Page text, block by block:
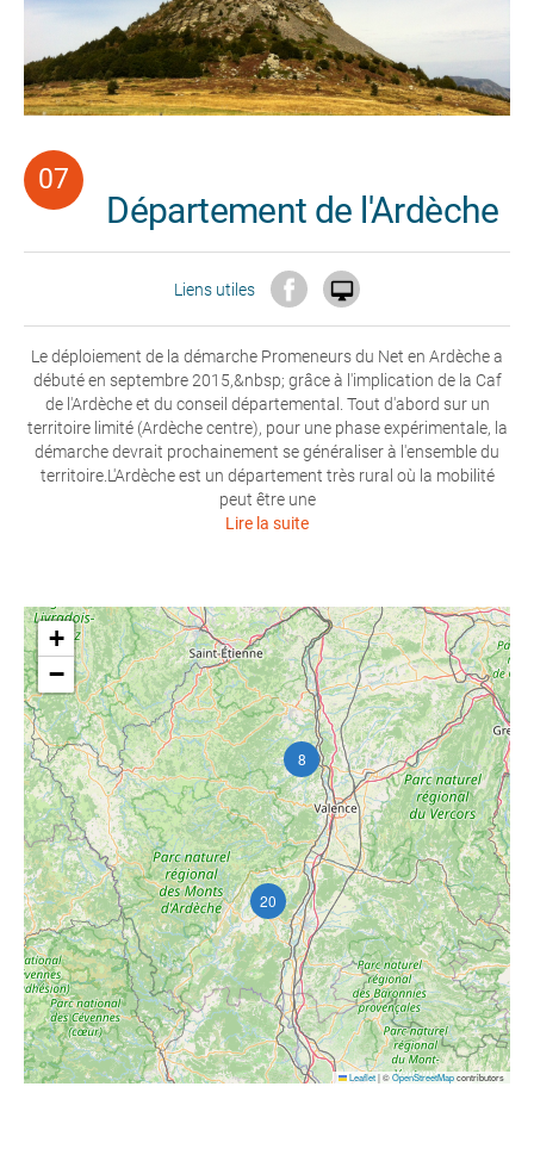
Département de l'Ardèche
Liens utiles 
Le déploiement de la démarche Promeneurs du Net en Ardèche a
débuté en septembre 2015,&nbsp; grâce à l'implication de la Caf
de l'Ardèche et du conseil départemental. Tout d'abord sur un
territoire limité (Ardèche centre), pour une phase expérimentale, la
démarche devrait prochainement se généraliser à l'ensemble du
territoire.L'Ardèche est un département très rural où la mobilité
peut être une
Lire la suite
20
8
+
−
Leaflet|©OpenStreetMapcontributors